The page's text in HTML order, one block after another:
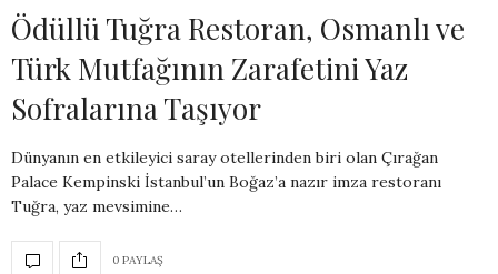
Ödüllü Tuğra Restoran, Osmanlı ve
Türk Mutfağının Zarafetini Yaz
Sofralarına Taşıyor
Dünyanın en etkileyici saray otellerinden biri olan Çırağan
Palace Kempinski İstanbul’un Boğaz’a nazır imza restoranı
Tuğra, yaz mevsimine…
0 PAYLAŞ